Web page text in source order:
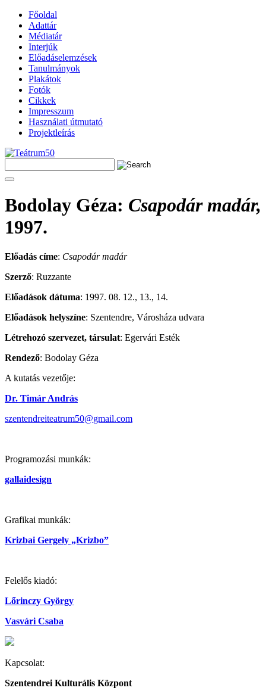
Főoldal
Adattár
Médiatár
Interjúk
Előadáselemzések
Tanulmányok
Plakátok
Fotók
Cikkek
Impresszum
Használati útmutató
Projektleírás
Bodolay Géza: Csapodár madár,
1997.
Előadás címe: Csapodár madár
Szerző: Ruzzante
Előadások dátuma: 1997. 08. 12., 13., 14.
Előadások helyszíne: Szentendre, Városháza udvara
Létrehozó szervezet, társulat: Egervári Esték
Rendező: Bodolay Géza
A kutatás vezetője:
Dr. Timár András
szentendreiteatrum50@gmail.com
Programozási munkák:
gallaidesign
Grafikai munkák:
Krizbai Gergely „Krizbo”
Felelős kiadó:
Lőrinczy György
Vasvári Csaba
Kapcsolat:
Szentendrei Kulturális Központ